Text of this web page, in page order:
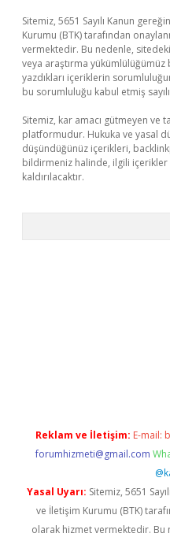
Sitemiz, 5651 Sayılı Kanun
Kurumu (BTK) tarafından
vermektedir. Bu nedenle,
veya araştırma
yazdıkları içeriklerin
bu sorumluluğu kabul etmiş
Sitemiz, kar amacı gütmeyen ve
platformudur. Hukuka ve yasal
düşündüğünüz içerikleri,
bildirmeniz halinde, ilgili
kaldırılacaktır.
Reklam ve İletişim: E-mail:
forumhizmeti@gmail.com
Yasal Uyarı: Sitemiz, 5651
ve İletişim Kurumu (BTK)
olarak hizmet vermektedir.